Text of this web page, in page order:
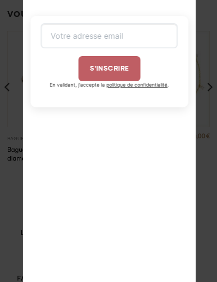
VOUS AIMEREZ PEUT-ÊTRE AUSSI…
BAGUES
Bague solitaire
diamant Alice
1420,00 €
LIVRAISON OFFERTE
FABRIQUÉ EN FRANCE
S'INSCRIRE
En validant, j'accepte la politique de confidentialité.